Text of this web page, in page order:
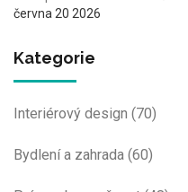
června 20 2026
Kategorie
Interiérový design (70)
Bydlení a zahrada (60)